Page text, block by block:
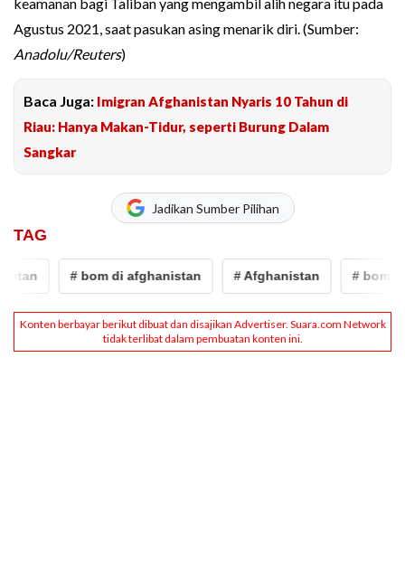
Agustus 2021, saat pasukan asing menarik diri. (Sumber:
Anadolu/Reuters)
Baca Juga: Imigran Afghanistan Nyaris 10 Tahun di
Riau: Hanya Makan-Tidur, seperti Burung Dalam
Sangkar
Jadikan Sumber Pilihan
TAG
# bom di afghanistan # Afghanistan # bom